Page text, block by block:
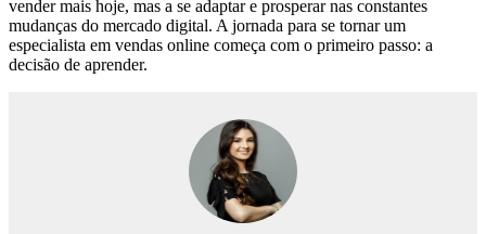
vender mais hoje, mas a se adaptar e prosperar nas constantes
mudanças do mercado digital. A jornada para se tornar um
especialista em vendas online começa com o primeiro passo: a
decisão de aprender.